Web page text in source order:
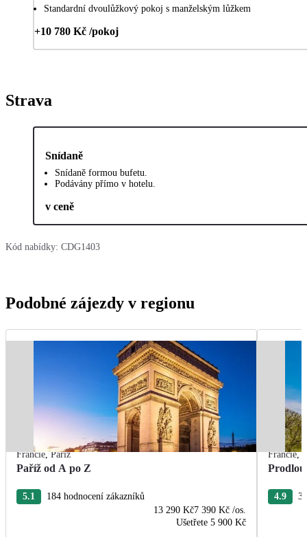
Standardní dvoulůžkový pokoj s manželským lůžkem
+10 780 Kč /pokoj
Strava
Snídaně
Snídaně formou bufetu.
Podávány přímo v hotelu.
v ceně
Kód nabídky: CDG1403
Podobné zájezdy v regionu
Francie,Paříž
Paříž od A po Z
5.1
184 hodnocení zákazníků
13 290 Kč7 390 Kč /os.
Ušetřete 5 900 Kč
Francie,
4.9